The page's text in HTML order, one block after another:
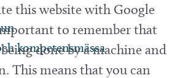
kompetensmässa
this website with Google
to remember that
done by a machine and
This means that you can